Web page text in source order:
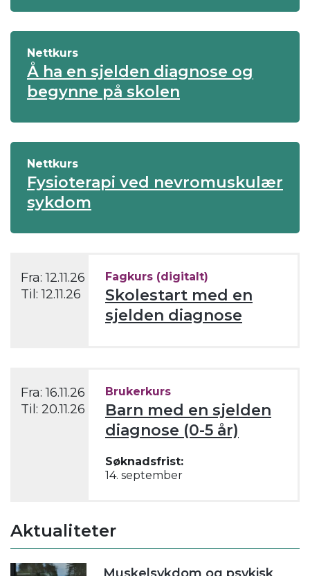
Nettkurs
Å ha en sjelden diagnose og
begynne på skolen
Nettkurs
Fysioterapi ved nevromuskulær
sykdom
Fra:12.11.26
Til:12.11.26
Fagkurs (digitalt)
Skolestart med en
sjelden diagnose
Fra:16.11.26
Til: 20.11.26
Brukerkurs
Barn med en sjelden
diagnose (0-5 år)
Søknadsfrist:
14. september
Aktualiteter